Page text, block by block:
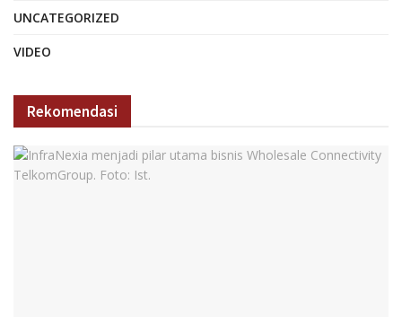
UNCATEGORIZED
VIDEO
Rekomendasi